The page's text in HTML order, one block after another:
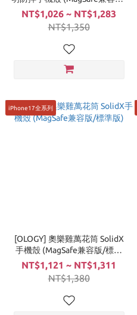
標準版)
NT$1,026 ~ NT$1,283
NT$1,350
iPhone17全系列
[OLOGY] 奧樂雞萬花筒 SolidX
手機殼 (MagSafe兼容版/標準
NT$1,121 ~ NT$1,311
NT$1,380